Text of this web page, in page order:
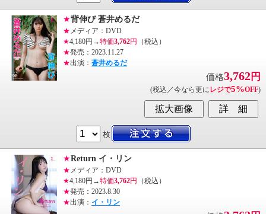
★背伸び 蒼井めるだ
★ メディア：DVD
★4,180円→特価3,762円
（税込）
★発売：2023.11.27
★出演： 蒼井めるだ
価格3,762円
(税込／今なら更に レジで5%OFF)
枚
★Return イ・リン
★ メディア：DVD
★4,180円→特価3,762円
（税込）
★発売：2023.8.30
★出演： イ・リン